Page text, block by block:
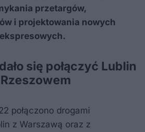
przetargów,
i projektowania nowych
się połączyć Lublin
połączono drogami
z Warszawą oraz z